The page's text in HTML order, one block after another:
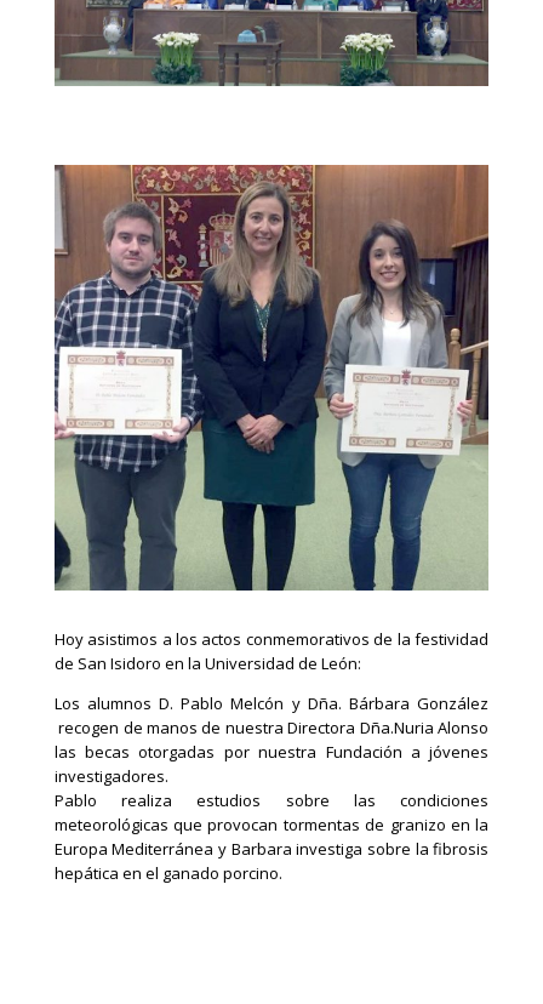
Hoy asistimos a los actos conmemorativos de la festividad
de San Isidoro en la Universidad de León:
Los alumnos D. Pablo Melcón y Dña. Bárbara González
recogen de manos de nuestra Directora Dña.Nuria Alonso
las becas otorgadas por nuestra Fundación a jóvenes
investigadores.
Pablo realiza estudios sobre las condiciones
meteorológicas que provocan tormentas de granizo en la
Europa Mediterránea y Barbara investiga sobre la fibrosis
hepática en el ganado porcino.